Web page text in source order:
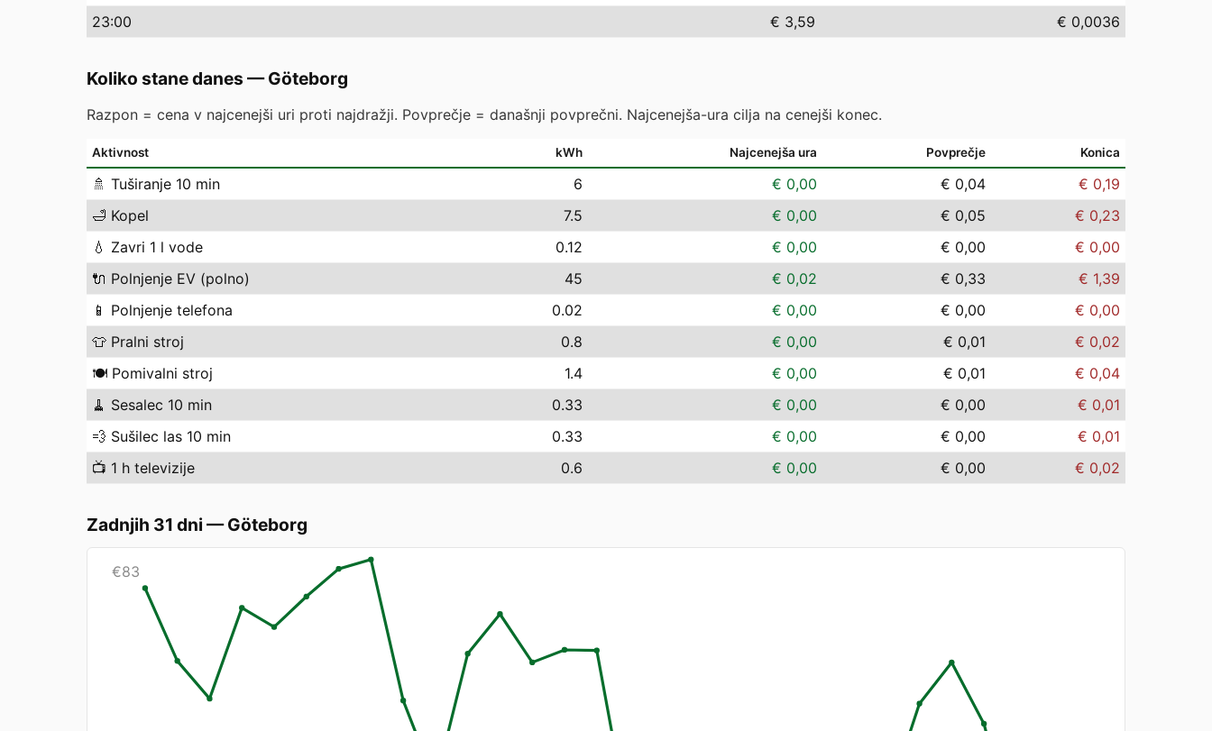
23:00 € 3,59 € 0,0036
Koliko stane danes —Göteborg
Razpon = cena v najcenejši uri proti najdražji. Povprečje = današnji povprečni. Najcenejša-ura cilja na cenejši konec.
Aktivnost kWh Najcenejša ura Povprečje Konica
🚿 Tuširanje 10 min 6 € 0,00 € 0,04
€ 0,19
🛁 Kopel 7.5 € 0,00 € 0,05
€ 0,23
💧 Zavri 1 l vode 0.12 € 0,00 € 0,00
€ 0,00
🔌 Polnjenje EV (polno) 45 € 0,02 € 0,33
€ 1,39
📱 Polnjenje telefona 0.02 € 0,00 € 0,00
€ 0,00
👕 Pralni stroj 0.8 € 0,00 € 0,01
€ 0,02
🍽️ Pomivalni stroj 1.4 € 0,00 € 0,01
€ 0,04
🧹 Sesalec 10 min 0.33 € 0,00 € 0,00
€ 0,01
💨 Sušilec las 10 min 0.33 € 0,00 € 0,00
€ 0,01
📺 1 h televizije 0.6 € 0,00 € 0,00 € 0,02
Zadnjih 31 dni —Göteborg
€83